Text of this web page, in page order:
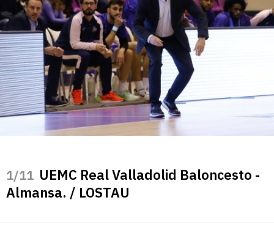
/11 UEMC Real Valladolid Baloncesto -
Almansa. / LOSTAU